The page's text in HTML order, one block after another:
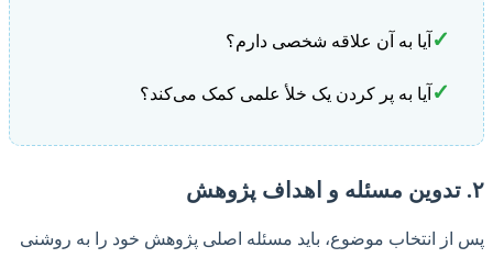
✓ آیا به آن علاقه شخصی دارم؟
✓ آیا به پر کردن یک خلأ علمی کمک می‌کند؟
۲. تدوین مسئله و اهداف پژوهش
پس از انتخاب موضوع، باید مسئله اصلی پژوهش خود را به روشنی